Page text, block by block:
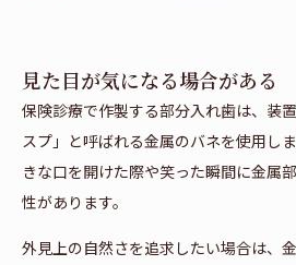
見た目が気になる場合がある
保険診療で作製する部分入れ歯は、装
スプ」と呼ばれる金属のバネを使用し
きな口を開けた際や笑った瞬間に金属
性があります。
外見上の自然さを追求したい場合は、